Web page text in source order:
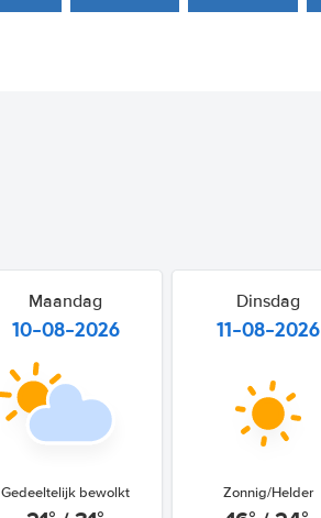
Maandag
10-08-2026
Gedeeltelijk bewolkt
Dinsdag
11-08-2026
Zonnig/Helder